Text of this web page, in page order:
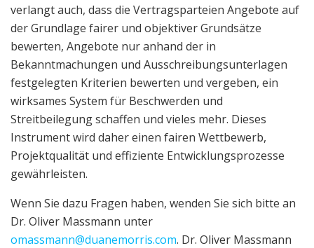
verlangt auch, dass die Vertragsparteien Angebote auf
der Grundlage fairer und objektiver Grundsätze
bewerten, Angebote nur anhand der in
Bekanntmachungen und Ausschreibungsunterlagen
festgelegten Kriterien bewerten und vergeben, ein
wirksames System für Beschwerden und
Streitbeilegung schaffen und vieles mehr. Dieses
Instrument wird daher einen fairen Wettbewerb,
Projektqualität und effiziente Entwicklungsprozesse
gewährleisten.
Wenn Sie dazu Fragen haben, wenden Sie sich bitte an
Dr. Oliver Massmann unter
omassmann@duanemorris.com. Dr. Oliver Massmann